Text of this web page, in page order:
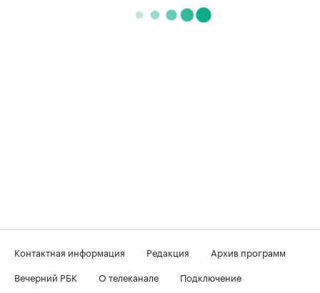
Контактная информация Редакция
Архив программ
Вечерний РБК
О телеканале
Подключение